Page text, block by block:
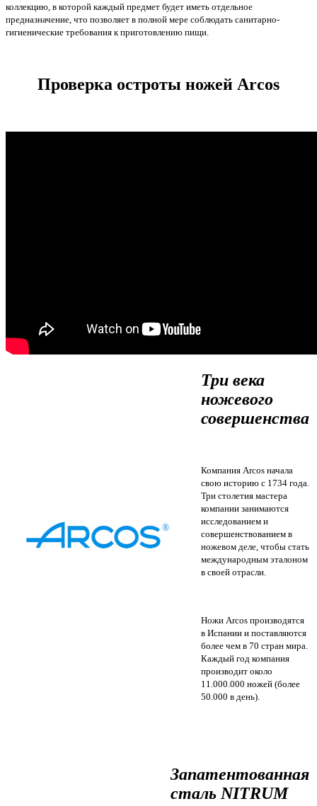
коллекцию, в которой каждый предмет будет иметь отдельное
предназначение, что позволяет в полной мере соблюдать санитарно-
гигиенические требования к приготовлению пищи.
Проверка остроты ножей Arcos
Три века
ножевого
совершенства
Компания Arcos начала
свою историю с 1734 года.
Три столетия мастера
компании занимаются
исследованием и
совершенствованием в
ножевом деле, чтобы стать
международным эталоном
в своей отрасли.
Ножи Arcos производятся
в Испании и поставляются
более чем в 70 стран мира.
Каждый год компания
производит около
11.000.000 ножей (более
50.000 в день).
Запатентованная
сталь NITRUM